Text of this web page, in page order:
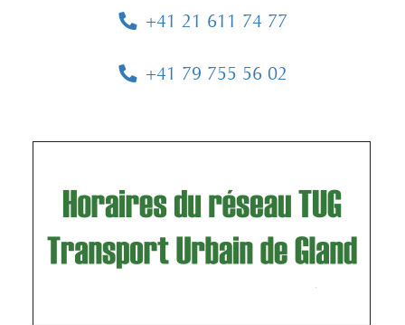
+41 21 611 74 77
+41 79 755 56 02